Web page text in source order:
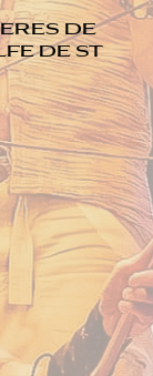
DE
DE ST